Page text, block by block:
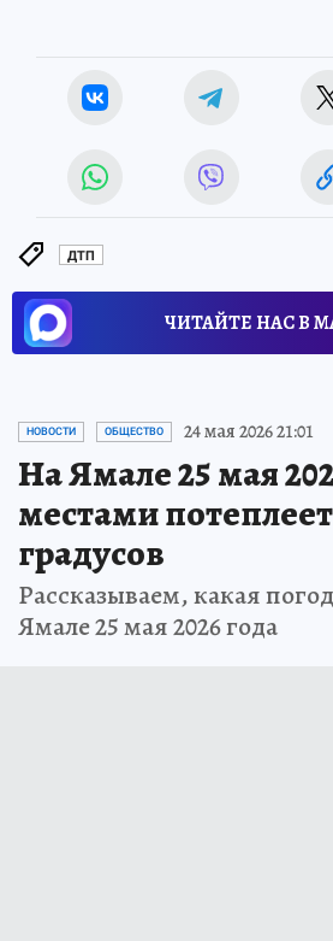
ДТП
ЧИТАЙТЕ НАС В
НОВОСТИ ОБЩЕСТВО 24 мая 2026 21:01
На Ямале 25 мая
местами
градусов
Рассказываем, какая
Ямале 25 мая 2026 года